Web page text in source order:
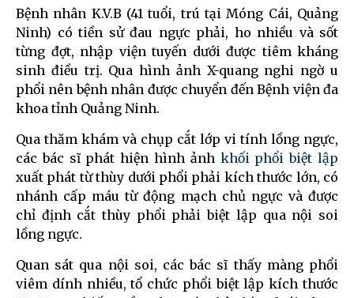
Bệnh nhân K.V.B (41 tuổi, trú tại Móng Cái, Quảng
Ninh) có tiền sử đau ngực phải, ho nhiều và sốt
từng đợt, nhập viện tuyến dưới được tiêm kháng
sinh điều trị. Qua hình ảnh X-quang nghi ngờ u
phổi nên bệnh nhân được chuyển đến Bệnh viện đa
khoa tỉnh Quảng Ninh.
Qua thăm khám và chụp cắt lớp vi tính lồng ngực,
các bác sĩ phát hiện hình ảnh khối phổi biệt lập
xuất phát từ thùy dưới phổi phải kích thước lớn, có
nhánh cấp máu từ động mạch chủ ngực và được
chỉ định cắt thùy phổi phải biệt lập qua nội soi
lồng ngực.
Quan sát qua nội soi, các bác sĩ thấy màng phổi
viêm dính nhiều, tổ chức phổi biệt lập kích thước